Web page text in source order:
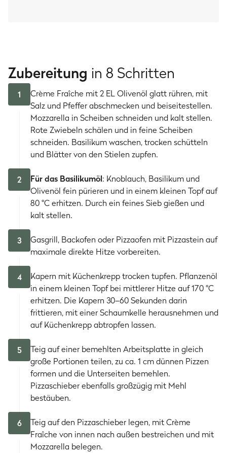
Zubereitung in 8 Schritten
1
Crème Fraîche mit 2 EL Olivenöl glatt rühren, mit
Salz und Pfeffer abschmecken und beiseitestellen.
Mozzarella in Scheiben schneiden und kalt stellen.
Rote Zwiebeln schälen und in feine Scheiben
schneiden. Basilikum waschen, trocken schütteln
und Blätter von den Stielen zupfen.
2 Für das Basilikumöl: Knoblauch, Basilikum und
Olivenöl fein pürieren und in einem kleinen Topf auf
80 °C erhitzen. Durch ein feines Sieb gießen und
kalt stellen.
3
Gasgrill, Backofen oder Pizzaofen mit Pizzastein auf
maximale direkte Hitze vorbereiten.
4
Kapern mit Küchenkrepp trocken tupfen. Pflanzenöl
in einem kleinen Topf bei mittlerer Hitze auf 170 °C
erhitzen. Die Kapern 30–60 Sekunden darin
frittieren, mit einer Schaumkelle herausnehmen und
auf Küchenkrepp abtropfen lassen.
5
Teig auf einer bemehlten Arbeitsplatte in gleich
große Portionen teilen, zu ca. 1 cm dünnen Pizzen
formen und die Unterseiten bemehlen.
Pizzaschieber ebenfalls großzügig mit Mehl
bestäuben.
6
Teig auf den Pizzaschieber legen, mit Crème
Fraîche von innen nach außen bestreichen und mit
Mozzarella belegen.